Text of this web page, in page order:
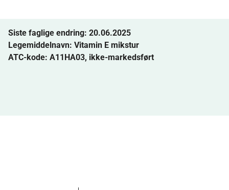
Siste faglige endring: 20.06.2025
Legemiddelnavn: Vitamin E mikstur
ATC-kode: A11HA03, ikke-markedsført